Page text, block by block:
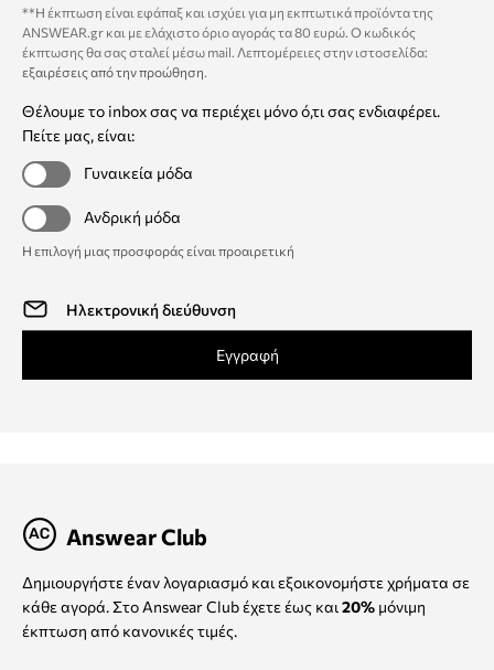
**Η έκπτωση είναι εφάπαξ και ισχύει για μη εκπτωτικά προϊόντα της
ANSWEAR.gr και με ελάχιστο όριο αγοράς τα 80 ευρώ. Ο κωδικός
έκπτωσης θα σας σταλεί μέσω mail. Λεπτομέρειες στην ιστοσελίδα:
εξαιρέσεις από την προώθηση.
Θέλουμε το inbox σας να περιέχει μόνο ό,τι σας ενδιαφέρει.
Πείτε μας, είναι:
Γυναικεία μόδα
Ανδρική μόδα
Η επιλογή μιας προσφοράς είναι προαιρετική
Εγγραφή
Answear Club
Δημιουργήστε έναν λογαριασμό και εξοικονομήστε χρήματα σε
κάθε αγορά. Στο Answear Club έχετε έως και20% μόνιμη
έκπτωση από κανονικές τιμές.